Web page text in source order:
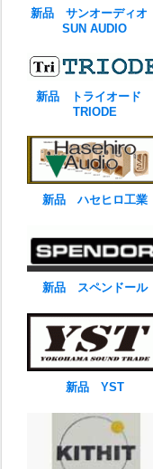
新品 サンオーディオ
SUN AUDIO
新品 トライオード
TRIODE
新品 ハセヒロ工業
新品 スペンドール
新品 YST